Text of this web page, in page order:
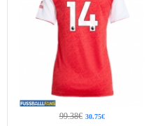
99.38€ 30.75€